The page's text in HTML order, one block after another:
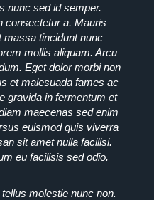
nunc sed id semper.
consectetur a. Mauris
massa tincidunt nunc
mollis aliquam. Arcu
Eget dolor morbi non
et malesuada fames ac
gravida in fermentum et
maecenas sed enim
euismod quis viverra
sit amet nulla facilisi.
eu facilisis sed odio.
molestie nunc non.